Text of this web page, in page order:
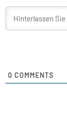
0 COMMENTS